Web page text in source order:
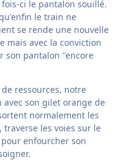
ci le pantalon souillé.
le train ne
se rende une nouvelle
mais avec la conviction
son pantalon "encore
ressources, notre
avec son gilet orange de
normalement les
les voies sur le
enfourcher son